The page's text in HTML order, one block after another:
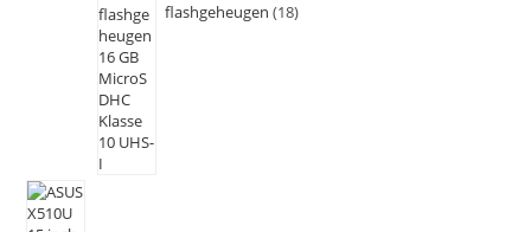
flashgeheugen 18